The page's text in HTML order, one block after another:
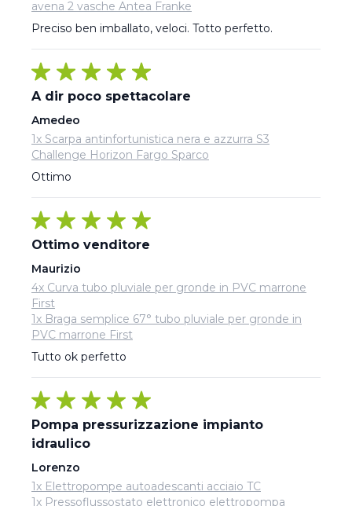
avena 2 vasche Antea Franke
Preciso ben imballato, veloci. Totto perfetto.
A dir poco spettacolare
Amedeo
1x Scarpa antinfortunistica nera e azzurra S3
Challenge Horizon Fargo Sparco
Ottimo
Ottimo venditore
Maurizio
4x Curva tubo pluviale per gronde in PVC marrone
First
1x Braga semplice 67° tubo pluviale per gronde in
PVC marrone First
Tutto ok perfetto
Pompa pressurizzazione impianto
idraulico
Lorenzo
1x Elettropompe autoadescanti acciaio TC
1x Pressoflussostato elettronico elettropompa